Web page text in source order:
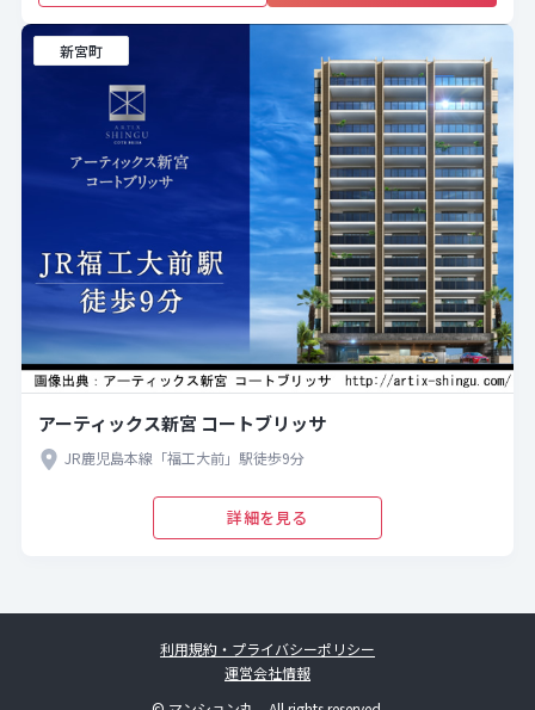
新宮町
アーティックス新宮 コートブリッサ
JR鹿児島本線「福工大前」駅徒歩9分
詳細を見る
利用規約・プライバシーポリシー
運営会社情報